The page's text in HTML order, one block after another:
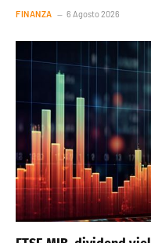
FINANZA 6 Agosto 2026